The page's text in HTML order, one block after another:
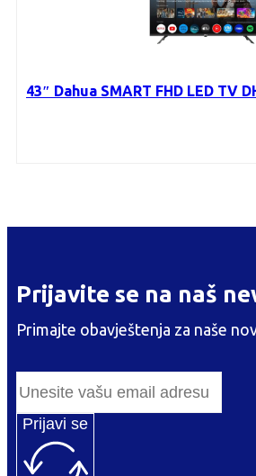
43″ Dahua SMART FHD LED TV
Prijavite se na naš
Primajte obavještenja za naše
Prijavi se